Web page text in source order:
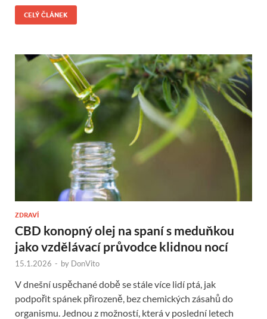
CELÝ ČLÁNEK
ZDRAVÍ
CBD konopný olej na spaní s meduňkou
jako vzdělávací průvodce klidnou nocí
15.1.2026 - by DonVito
V dnešní uspěchané době se stále více lidí ptá, jak
podpořit spánek přirozeně, bez chemických zásahů do
organismu. Jednou z možností, která v poslední letech